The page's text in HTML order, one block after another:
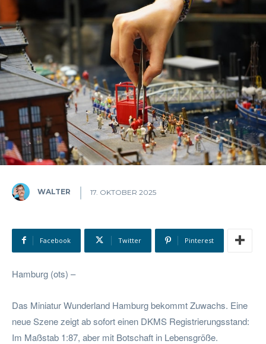
WALTER 17. OKTOBER 2025
Facebook Twitter Pinterest
Hamburg (ots) –
Das Miniatur Wunderland Hamburg bekommt Zuwachs. Eine
neue Szene zeigt ab sofort einen DKMS Registrierungsstand:
Im Maßstab 1:87, aber mit Botschaft in Lebensgröße.